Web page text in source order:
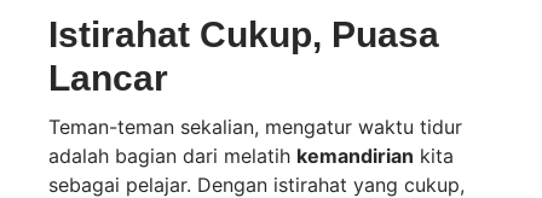
Istirahat Cukup, Puasa
Lancar
Teman-teman sekalian, mengatur waktu tidur
adalah bagian dari melatih kemandirian kita
sebagai pelajar. Dengan istirahat yang cukup,